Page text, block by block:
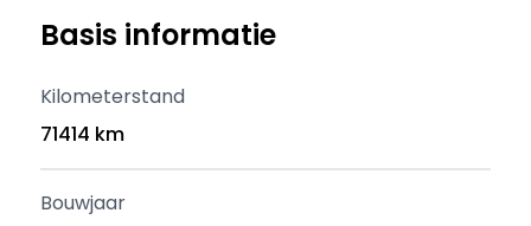
Basis informatie
Kilometerstand
71414 km
Bouwjaar